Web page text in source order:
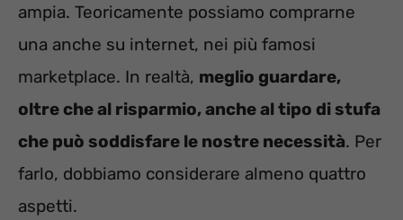
ampia. Teoricamente possiamo comprarne
una anche su internet, nei più famosi
marketplace. In realtà, meglio guardare,
oltre che al risparmio, anche al tipo di stufa
che può soddisfare le nostre necessità. Per
farlo, dobbiamo considerare almeno quattro
aspetti.